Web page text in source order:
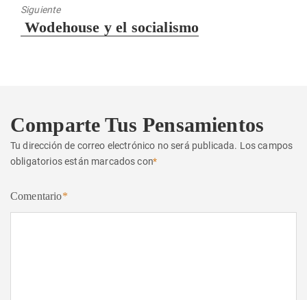
Siguiente
Entrada
Wodehouse y el socialismo
Comparte Tus Pensamientos
Tu dirección de correo electrónico no será publicada. Los campos
obligatorios están marcados con*
Comentario*